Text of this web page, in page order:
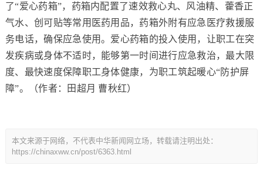
了“爱心药箱”，药箱内配置了速效救心丸、风油精、藿香正
气水、创可贴等常用医药用品，药箱外附有应急医疗救援服
务电话，确保应急使用。爱心药箱的投入使用，让职工在突
发疾病或身体不适时，能够第一时间进行应急救治，最大限
度、最快速度保障职工身体健康，为职工筑起暖心“防护屏
障”。（作者：田超月 曹秋红）
本文来源于网络，不代表中华新闻网立场，转载请注明出处：
https://chinaxww.cn/post/6363.html